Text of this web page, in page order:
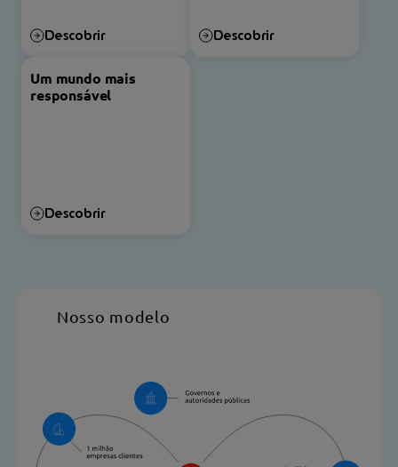
Descobrir Descobrir
Um mundo mais
responsável
Descobrir
Nosso modelo